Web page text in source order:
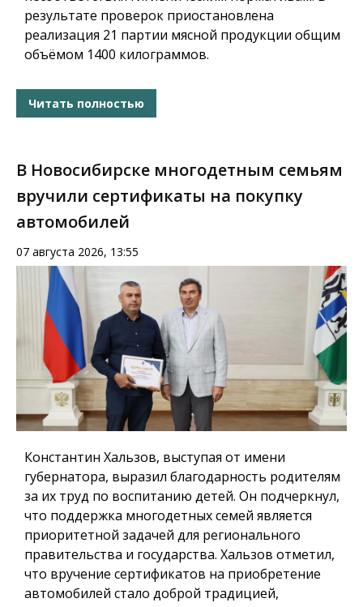
результате проверок приостановлена
реализация 21 партии мясной продукции общим
объёмом 1400 килограммов.
Читать полностью
В Новосибирске многодетным семьям
вручили сертификаты на покупку
автомобилей
07 августа 2026, 13:55
Константин Хальзов, выступая от имени
губернатора, выразил благодарность родителям
за их труд по воспитанию детей. Он подчеркнул,
что поддержка многодетных семей является
приоритетной задачей для регионального
правительства и государства. Хальзов отметил,
что вручение сертификатов на приобретение
автомобилей стало доброй традицией,